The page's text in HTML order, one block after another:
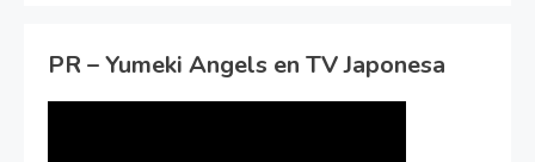
PR – Yumeki Angels en TV Japonesa